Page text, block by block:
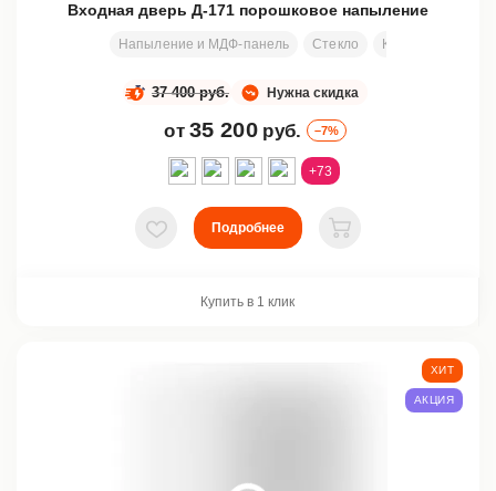
Входная дверь Д-171 порошковое напыление
Напыление и МДФ-панель Стекло Ковка
Нужна скидка
37 400 руб.
от 35 200 руб. –7%
+73
В избранное
Подробнее
В корзину
Купить в 1 клик
ХИТ
АКЦИЯ